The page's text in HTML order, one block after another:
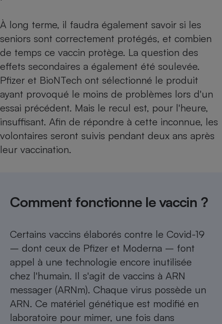
À long terme, il faudra également savoir si les
seniors sont correctement protégés, et combien
de temps ce vaccin protège. La question des
effets secondaires a également été soulevée.
Pfizer et BioNTech ont sélectionné le produit
ayant provoqué le moins de problèmes lors d'un
essai précédent. Mais le recul est, pour l'heure,
insuffisant. Afin de répondre à cette inconnue, les
volontaires seront suivis pendant deux ans après
leur vaccination.
Comment fonctionne le vaccin ?
Certains vaccins élaborés contre le Covid-19
– dont ceux de Pfizer et Moderna – font
appel à une technologie encore inutilisée
chez l'humain. Il s'agit de vaccins à ARN
messager (ARNm). Chaque virus possède un
ARN. Ce matériel génétique est modifié en
laboratoire pour mimer, une fois dans